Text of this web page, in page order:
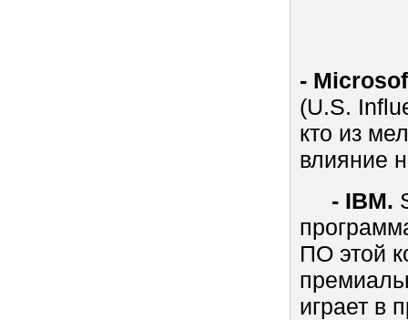
-
(U.S.
кто из
влияние
- IBM.
ПО этой
играет в